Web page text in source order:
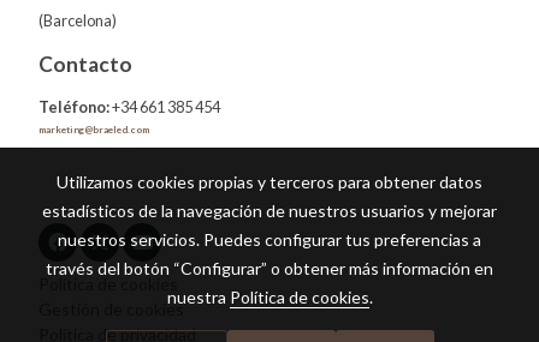
(Barcelona)
Contacto
Teléfono:+34 661 385 454
marketing@braeled.com
Gestión de cookies
Política de privacidad
Utilizamos cookies propias y terceros para obtener datos
estadísticos de la navegación de nuestros usuarios y mejorar
nuestros servicios. Puedes configurar tus preferencias a
través del botón “Configurar” o obtener más información en
nuestra Política de cookies.